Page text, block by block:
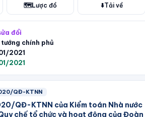
🗺️Lược đồ ⬇️Tải về
đổi
tướng chính phủ
2021
2021
QĐ-KTNN
QĐ-KTNN của Kiểm toán Nhà nước
chế tổ chức và hoạt động của Đoàn